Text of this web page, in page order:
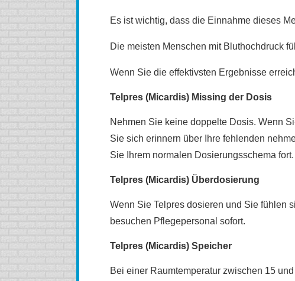
Es ist wichtig, dass die Einnahme dieses
Die meisten Menschen mit Bluthochdruck
Wenn Sie die effektivsten Ergebnisse
Telpres (Micardis) Missing der Dosis
Nehmen Sie keine doppelte Dosis. Wenn
Sie sich erinnern über Ihre fehlenden
Sie Ihrem normalen Dosierungsschema fort.
Telpres (Micardis) Überdosierung
Wenn Sie Telpres dosieren und Sie fühlen
besuchen Pflegepersonal sofort.
Telpres (Micardis) Speicher
Bei einer Raumtemperatur zwischen 15